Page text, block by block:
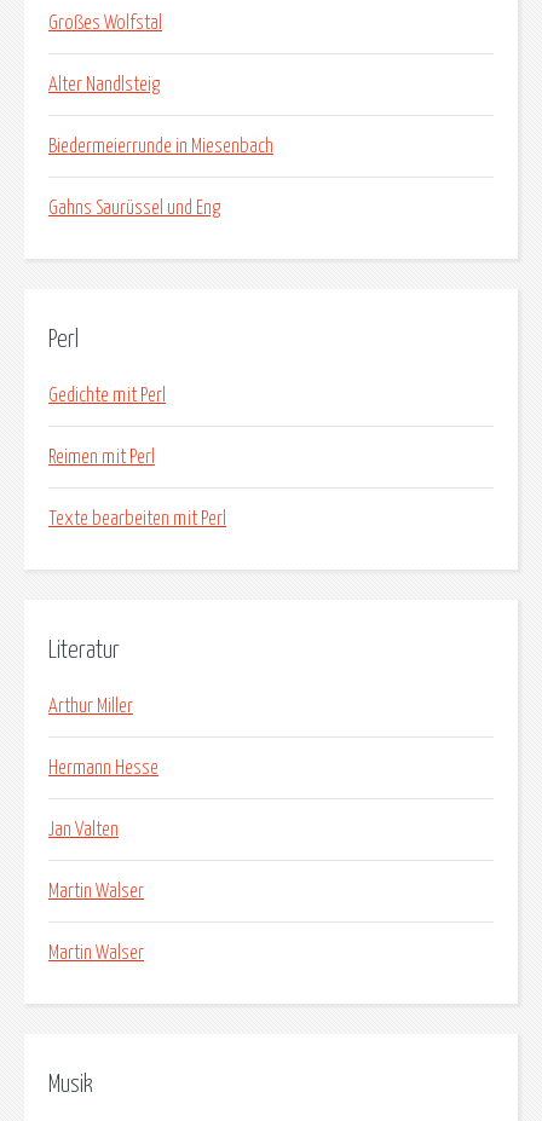
Großes Wolfstal
Alter Nandlsteig
Biedermeierrunde in Miesenbach
Gahns Saurüssel und Eng
Perl
Gedichte mit Perl
Reimen mit Perl
Texte bearbeiten mit Perl
Literatur
Arthur Miller
Hermann Hesse
Jan Valten
Martin Walser
Martin Walser
Musik